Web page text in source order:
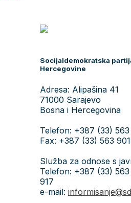
Socijaldemokratska
Hercegovine
Adresa: Alipašina 41
71000 Sarajevo
Bosna i Hercegovina
Telefon: +387 (33)
Fax: +387 (33) 563 901
Služba za odnose s
Telefon: +387 (33)
917
e-mail: